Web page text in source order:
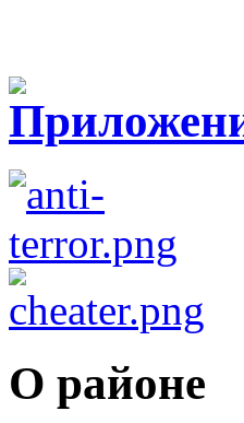
О районе